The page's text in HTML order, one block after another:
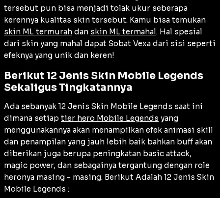
tersebut pun bisa menjadi tolak ukur seberapa
kerennya kualitas skin tersebut. Kamu bisa temukan
skin ML termurah dan skin ML termahal. Hal spesial
dari skin yang mahal dapat Sobat Vexa dari sisi seperti
efeknya yang unik dan keren!
Berikut 12 Jenis Skin Mobile Legends
Sekaligus Tingkatannya
Ada sebanyak 12 Jenis Skin Mobile Legends saat ini
dimana setiap tier hero Mobile Legends yang
menggunakannya akan menampilkan efek animasi skill
dan penampilan yang jauh lebih baik bahkan buff akan
diberikan juga berupa peningkatan basic attack,
magic power, dan sebagainya tergantung dengan role
heronya masing - masing. Berikut Adalah 12 Jenis Skin
Mobile Legends :